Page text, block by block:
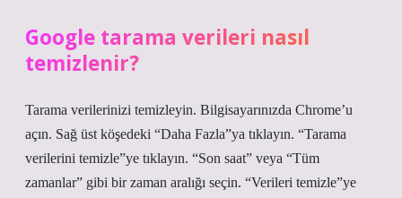
Google tarama verileri nasıl
temizlenir?
Tarama verilerinizi temizleyin. Bilgisayarınızda Chrome’u
açın. Sağ üst köşedeki “Daha Fazla”ya tıklayın. “Tarama
verilerini temizle”ye tıklayın. “Son saat” veya “Tüm
zamanlar” gibi bir zaman aralığı seçin. “Verileri temizle”ye